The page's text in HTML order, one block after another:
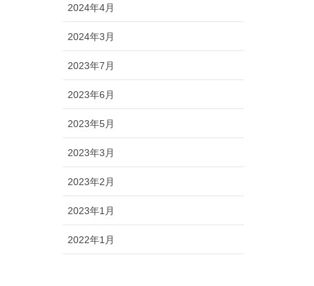
2024年4月
2024年3月
2023年7月
2023年6月
2023年5月
2023年3月
2023年2月
2023年1月
2022年1月